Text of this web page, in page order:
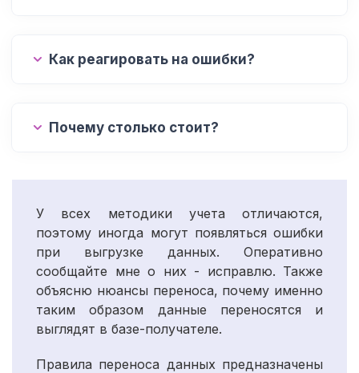
Как реагировать на ошибки?
Почему столько стоит?
У всех методики учета отличаются,
поэтому иногда могут появляться ошибки
при выгрузке данных. Оперативно
сообщайте мне о них - исправлю. Также
объясню нюансы переноса, почему именно
таким образом данные переносятся и
выглядят в базе-получателе.
Правила переноса данных предназначены